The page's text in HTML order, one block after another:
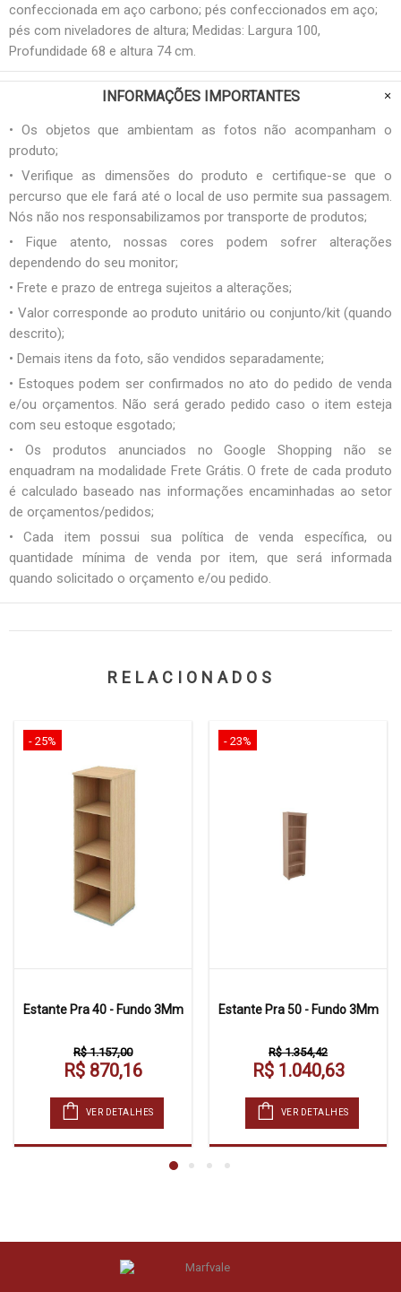
confeccionada em aço carbono; pés confeccionados em aço;
pés com niveladores de altura; Medidas: Largura 100,
Profundidade 68 e altura 74 cm.
INFORMAÇÕES IMPORTANTES
• Os objetos que ambientam as fotos não acompanham o
produto;
• Verifique as dimensões do produto e certifique-se que o
percurso que ele fará até o local de uso permite sua passagem.
Nós não nos responsabilizamos por transporte de produtos;
• Fique atento, nossas cores podem sofrer alterações
dependendo do seu monitor;
• Frete e prazo de entrega sujeitos a alterações;
• Valor corresponde ao produto unitário ou conjunto/kit (quando
descrito);
• Demais itens da foto, são vendidos separadamente;
• Estoques podem ser confirmados no ato do pedido de venda
e/ou orçamentos. Não será gerado pedido caso o item esteja
com seu estoque esgotado;
• Os produtos anunciados no Google Shopping não se
enquadram na modalidade Frete Grátis. O frete de cada produto
é calculado baseado nas informações encaminhadas ao setor
de orçamentos/pedidos;
• Cada item possui sua política de venda específica, ou
quantidade mínima de venda por item, que será informada
quando solicitado o orçamento e/ou pedido.
RELACIONADOS
- 25%
Estante Pra 40 - Fundo 3Mm
R$ 1.157,00
R$ 870,16
VER DETALHES
- 23%
Estante Pra 50 - Fundo 3Mm
R$ 1.354,42
R$ 1.040,63
VER DETALHES